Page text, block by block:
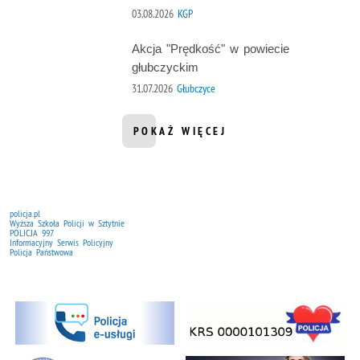
03.08.2026 KGP
Akcja "Prędkość" w powiecie
głubczyckim
31.07.2026 Głubczyce
POKAŻ WIĘCEJ
INFORMACJI Z DZIAŁU
policja.pl
Wyższa Szkoła Policji w Sztytnie
POLICJA 997
Informacyjny Serwis Policyjny
Policja Państwowa